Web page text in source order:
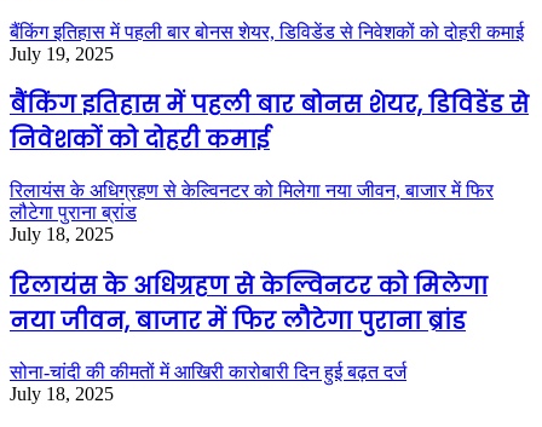
बैंकिंग इतिहास में पहली बार बोनस शेयर, डिविडेंड से निवेशकों को दोहरी कमाई
July 19, 2025
बैंकिंग इतिहास में पहली बार बोनस शेयर, डिविडेंड से
निवेशकों को दोहरी कमाई
रिलायंस के अधिग्रहण से केल्विनटर को मिलेगा नया जीवन, बाजार में फिर
लौटेगा पुराना ब्रांड
July 18, 2025
रिलायंस के अधिग्रहण से केल्विनटर को मिलेगा
नया जीवन, बाजार में फिर लौटेगा पुराना ब्रांड
सोना-चांदी की कीमतों में आखिरी कारोबारी दिन हुई बढ़त दर्ज
July 18, 2025